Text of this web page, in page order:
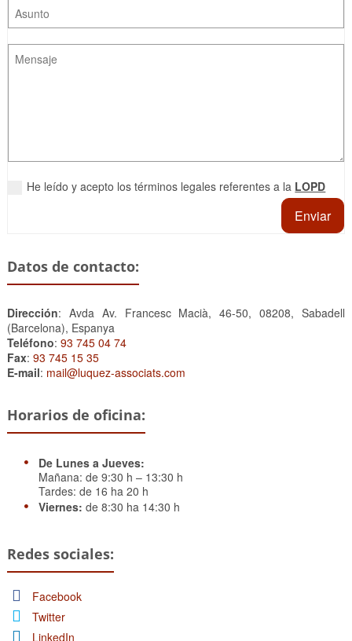
He leído y acepto los términos legales referentes a la LOPD
Enviar
Datos de contacto:
Dirección: Avda Av. Francesc Macià, 46-50, 08208, Sabadell
(Barcelona), Espanya
Teléfono: 93 745 04 74
Fax: 93 745 15 35
E-mail: mail@luquez-associats.com
Horarios de oficina:
De Lunes a Jueves:
Mañana: de 9:30 h – 13:30 h
Tardes: de 16 ha 20 h
Viernes: de 8:30 ha 14:30 h
Redes sociales:
Facebook
Twitter
LinkedIn